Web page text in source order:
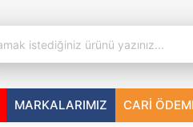
MARKALARIMIZ CARİ